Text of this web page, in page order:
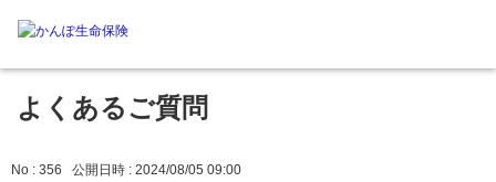
よくあるご質問
No : 356 公開日時 : 2024/08/05 09:00